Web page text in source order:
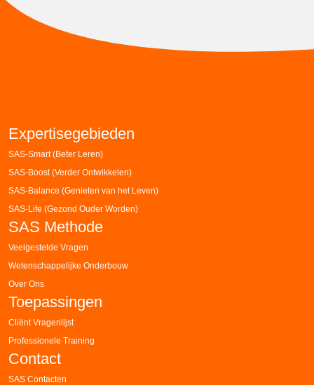
Expertisegebieden
SAS-Smart (Beter Leren)
SAS-Boost (Verder Ontwikkelen)
SAS-Balance (Genieten van het Leven)
SAS-Life (Gezond Ouder Worden)
SAS Methode
Veelgestelde Vragen
Wetenschappelijke Onderbouw
Over Ons
Toepassingen
Cliënt Vragenlijst
Professionele Training
Contact
SAS Contacten